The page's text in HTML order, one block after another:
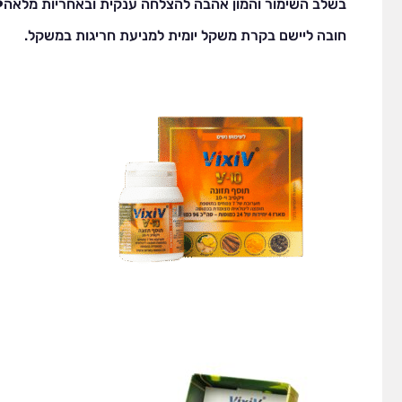
בשלב השימור והמון אהבה להצלחה ענקית ובאחריות
חובה ליישם בקרת משקל יומית למניעת חריגות במשקל.